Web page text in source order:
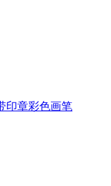
印章彩色画笔